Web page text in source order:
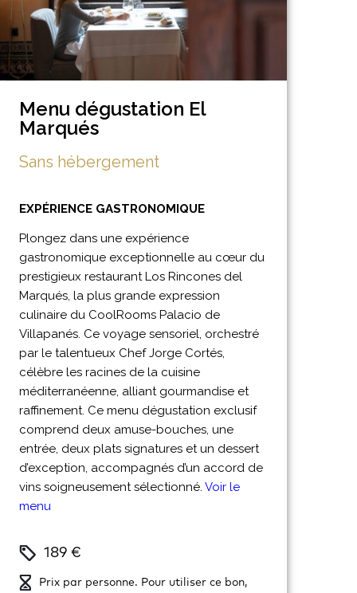
Menu dégustation El
Marqués
Sans hébergement
EXPÉRIENCE GASTRONOMIQUE
Plongez dans une expérience
gastronomique exceptionnelle au cœur du
prestigieux restaurant Los Rincones del
Marqués, la plus grande expression
culinaire du CoolRooms Palacio de
Villapanés. Ce voyage sensoriel, orchestré
par le talentueux Chef Jorge Cortés,
célèbre les racines de la cuisine
méditerranéenne, alliant gourmandise et
raffinement. Ce menu dégustation exclusif
comprend deux amuse-bouches, une
entrée, deux plats signatures et un dessert
d’exception, accompagnés d’un accord de
vins soigneusement sélectionné. Voir le
menu
189 €
Prix par personne. Pour utiliser ce bon,